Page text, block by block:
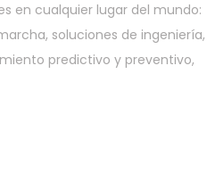
en cualquier lugar del mundo:
soluciones de ingeniería,
predictivo y preventivo,